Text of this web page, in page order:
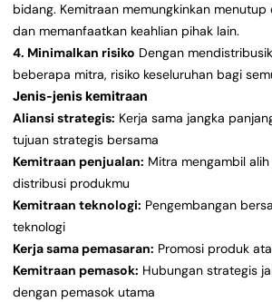
bidang. Kemitraan memungkinkan
dan memanfaatkan keahlian pihak lain.
4. Minimalkan risiko Dengan
beberapa mitra, risiko keseluruhan bagi
Jenis-jenis kemitraan
Aliansi strategis: Kerja sama jangka
tujuan strategis bersama
Kemitraan penjualan: Mitra mengambil
distribusi produkmu
Kemitraan teknologi: Pengembangan
teknologi
Kerja sama pemasaran: Promosi produk
Kemitraan pemasok: Hubungan strategis
dengan pemasok utama